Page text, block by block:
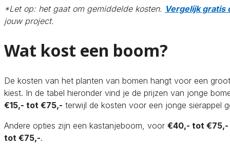
*Let op: het gaat om gemiddelde kosten. Vergelijk gratis
jouw project.
Wat kost een boom?
De kosten van het planten van bomen hangt voor een
kiest. In de tabel hieronder vind je de prijzen van jonge
€15,- tot €75,- terwijl de kosten voor een jonge sierappel
Andere opties zijn een kastanjeboom, voor €40,- tot €75,-
tot €75,-.